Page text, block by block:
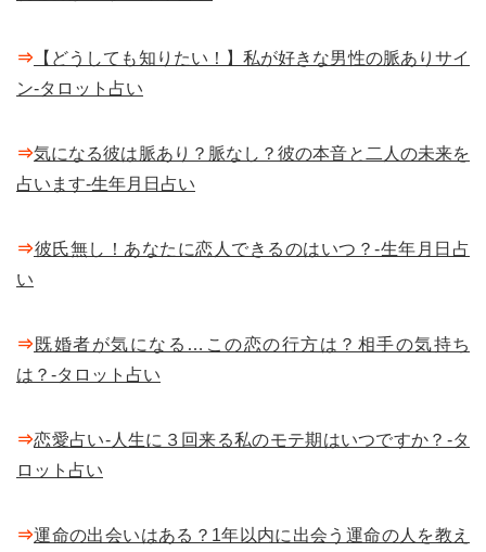
⇒ 【どうしても知りたい！】私が好きな男性の脈ありサイ
ン-タロット占い
⇒気になる彼は脈あり？脈なし？彼の本音と二人の未来を
占います-生年月日占い
⇒彼氏無し！あなたに恋人できるのはいつ？-生年月日占
い
⇒既婚者が気になる…この恋の行方は？相手の気持ち
は？-タロット占い
⇒恋愛占い-人生に３回来る私のモテ期はいつですか？-タ
ロット占い
⇒運命の出会いはある？1年以内に出会う運命の人を教え